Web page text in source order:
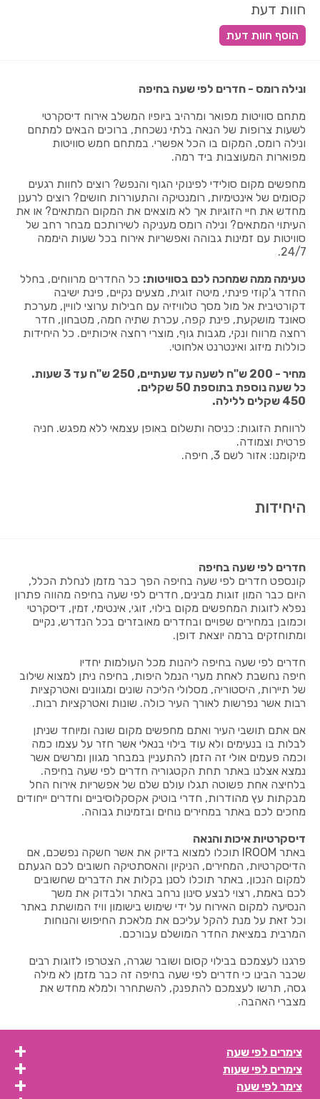
חוות דעת
ונילה רומס - חדרים לפי שעה בחיפה
מתחם סוויטות מפואר ומרהיב ביופיו המשלב אירוח דיסקרטי
לשעות צרופות של הנאה בלתי נשכחת, ברוכים הבאים למתחם
ונילה רומס, המקום בו הכל אפשרי. במתחם חמש סוויטות
מפוארות המעוצבות ביד רמה.
מחפשים מקום סולידי לפינוקי הגוף והנפש? רוצים לחוות רגעים
קסומים של אינטימיות, רומנטיקה והתעוררות חושים? רוצים לרענן
מחדש את חיי הזוגיות אך לא מוצאים את המקום המתאים? או את
העיתוי המתאים? ונילה רומס מעניקה לשירותכם מבחר רחב של
סוויטות עם זמינות גבוהה ואפשריות אירוח בכל שעות היממה
24/7.
טעימה ממה שמחכה לכם בסוויטות: כל החדרים מרווחים, בחלל
החדר ג'קוזי פינתי, מיטה זוגית, מצעים נקיים, פינת ישיבה
דקורטיבית אל מול מסך טלוויזיה עם חבילות ערוצי לוויין, מערכת
סאונד מושקעת, פינת קפה, עכרת שתיה חמה, מטבחון, חדר
רחצה מרווח ונקי, מגבות גוף, מוצרי רחצה איכותיים. כל היחידות
כוללות מיזוג ואינטרנט אלחוטי.
מחיר - 200 ש"ח לשעה עד שעתיים, 250 ש"ח עד 3 שעות.
כל שעה נוספת בתוספת 50 שקלים.
450 שקלים ללילה.
לרווחת הזוגות: כניסה ותשלום באופן עצמאי ללא מפגש. חניה
פרטית וצמודה.
מיקומנו: אזור לשם 3, חיפה.
היחידות
חדרים לפי שעה בחיפה
קונספט חדרים לפי שעה בחיפה הפך כבר מזמן לנחלת הכלל,
היום כבר המון זוגות מבינים, חדרים לפי שעה בחיפה מהווה פתרון
נפלא לזוגות המחפשים מקום בילוי, זוגי, אינטימי, זמין, דיסקרטי
וכמובן במחירים שפויים ובחדרים מאובזרים בכל הנדרש, נקיים
ומתוחזקים ברמה יוצאת דופן.
חדרים לפי שעה בחיפה ליהנות מכל העולמות יחדיו
חיפה נחשבת לאחת מערי הנמל היפות, בחיפה ניתן למצוא שילוב
של תיירות, היסטוריה, מסלולי הליכה שונים ומגוונים ואטרקציות
רבות אשר נפרשות לאורך העיר כולה. שונות ואטרקציות רבות.
אם אתם תושבי העיר ואתם מחפשים מקום שונה ומיוחד שניתן
לבלות בו בנעימים ולא עוד בילוי בנאלי אשר חזר על עצמו כמה
וכמה פעמים אולי זה הזמן להתעניין במבחר מגוון ומרשים אשר
נמצא אצלנו באתר תחת הקטגוריה חדרים לפי שעה בחיפה.
בלחיצה אחת פשוטה תגלו עולם שלם של אפשריות אירוח החל
מבקתות עץ מהודרות, חדרי בוטיק אקסקלוסיביים וחדרים ייחודים
מחכים לכם באתר במחירים נוחים ובזמינות גבוהה.
דיסקרטיות איכות והנאה
באתר IROOM תוכלו למצוא בדיוק את אשר חשקה נפשכם, אם
הדיסקרטיות, המחירים, הניקיון והאסתטיקה חשובים לכם הגעתם
למקום הנכון, באתר תוכלו לסנן בקלות את הדברים שחשובים
לכם באמת, רצוי לבצע סינון נרחב באתר ולבדוק את משך
הנסיעה למקום האירוח על ידי שימוש בישומון וויז המושתת באתר
וכל זאת על מנת להקל עליכם את מלאכת החיפוש והנוחות
המרבית במציאת החדר המושלם עבורכם.
פרגנו לעצמכם בבילוי קסום ושובר שגרה, הצטרפו לזוגות רבים
שכבר הבינו כי חדרים לפי שעה בחיפה זה כבר מזמן לא מילה
גסה, תרשו לעצמכם להתפנק, להשתחרר ולמלא מחדש את
מצברי האהבה.
צימרים לפי שעה
צימרים לפי שעות
צימר לפי שעה